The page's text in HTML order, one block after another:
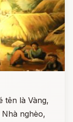
tên là Vàng,
nghèo,